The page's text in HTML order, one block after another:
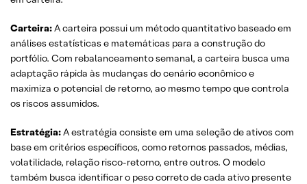
Carteira:A carteira possui um método quantitativo baseado em
análises estatísticas e matemáticas para a construção do
portfólio. Com rebalanceamento semanal, a carteira busca uma
adaptação rápida às mudanças do cenário econômico e
maximiza o potencial de retorno, ao mesmo tempo que controla
os riscos assumidos.
Estratégia:A estratégia consiste em uma seleção de ativos com
base em critérios específicos, como retornos passados, médias,
volatilidade, relação risco-retorno, entre outros. O modelo
também busca identificar o peso correto de cada ativo presente